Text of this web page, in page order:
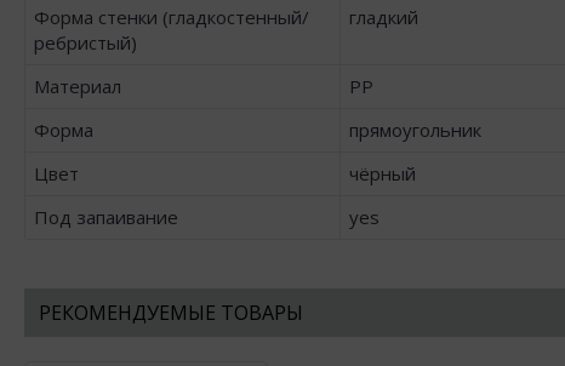
Форма стенки (гладкостенный/
ребристый)
гладкий
Материал
PP
Форма
прямоугольник
Цвет
чёрный
Под запаивание
yes
РЕКОМЕНДУЕМЫЕ ТОВАРЫ